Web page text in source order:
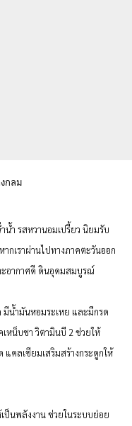
กลม
ำ รสหวานอมเปรี้ยว นิยมรับ
กเราผ่านไปทางภาคตะวันออก
ะอากาศดี ดินอุดมสมบูรณ์
น้ำมันหอมระเหย และมีกรด
หน็บชา วิตามินบี 2 ช่วยให้
แคลเซียมเสริมสร้างกระดูกให้
ป็นพลังงาน ช่วยในระบบย่อย